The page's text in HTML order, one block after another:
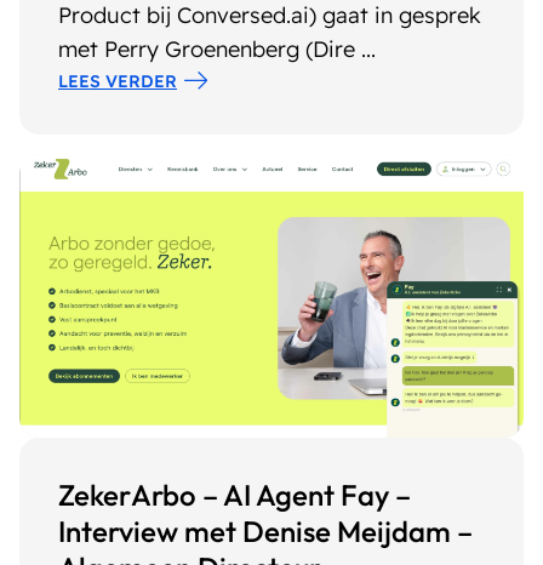
Product bij Conversed.ai) gaat in gesprek
met Perry Groenenberg (Dire ...
LEES VERDER
ZekerArbo – AI Agent Fay –
Interview met Denise Meijdam –